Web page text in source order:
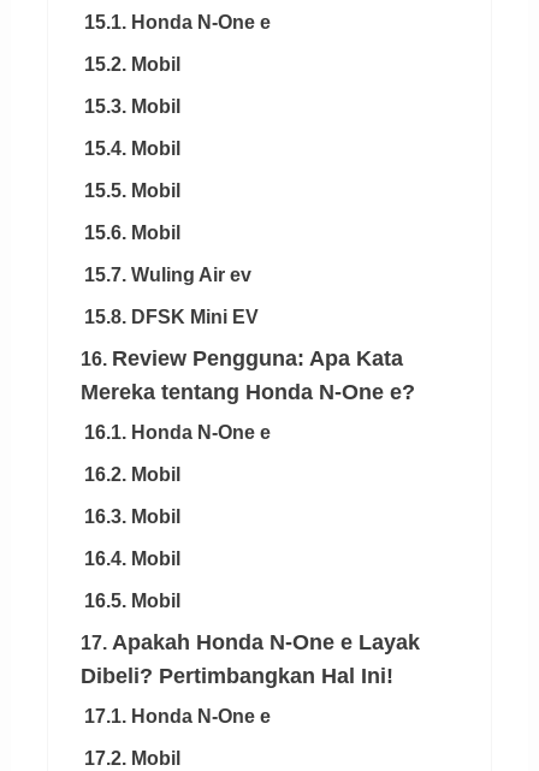
15.1. Honda N-One e
15.2. Mobil
15.3. Mobil
15.4. Mobil
15.5. Mobil
15.6. Mobil
15.7. Wuling Air ev
15.8. DFSK Mini EV
16. Review Pengguna: Apa Kata
Mereka tentang Honda N-One e?
16.1. Honda N-One e
16.2. Mobil
16.3. Mobil
16.4. Mobil
16.5. Mobil
17. Apakah Honda N-One e Layak
Dibeli? Pertimbangkan Hal Ini!
17.1. Honda N-One e
17.2. Mobil